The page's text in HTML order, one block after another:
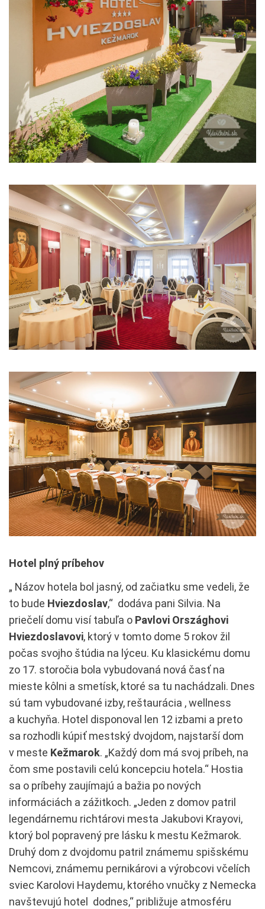
Hotel plný príbehov
„ Názov hotela bol jasný, od začiatku sme vedeli, že
to bude Hviezdoslav,“ dodáva pani Silvia. Na
priečelí domu visí tabuľa o Pavlovi Országhovi
Hviezdoslavovi, ktorý v tomto dome 5 rokov žil
počas svojho štúdia na lýceu. Ku klasickému domu
zo 17. storočia bola vybudovaná nová časť na
mieste kôlni a smetísk, ktoré sa tu nachádzali. Dnes
sú tam vybudované izby, reštaurácia , wellness
a kuchyňa. Hotel disponoval len 12 izbami a preto
sa rozhodli kúpiť mestský dvojdom, najstarší dom
v meste Kežmarok. „Každý dom má svoj príbeh, na
čom sme postavili celú koncepciu hotela.“ Hostia
sa o príbehy zaujímajú a bažia po nových
informáciách a zážitkoch. „Jeden z domov patril
legendárnemu richtárovi mesta Jakubovi Krayovi,
ktorý bol popravený pre lásku k mestu Kežmarok.
Druhý dom z dvojdomu patril známemu spišskému
Nemcovi, známemu pernikárovi a výrobcovi včelích
sviec Karolovi Haydemu, ktorého vnučky z Nemecka
navštevujú hotel dodnes,“ približuje atmosféru